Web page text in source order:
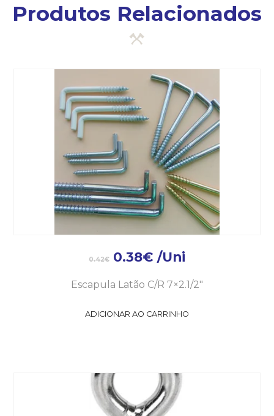
Produtos Relacionados
0.42€ 0.38€ /Uni
Escapula Latão C/R 7×2.1/2″
ADICIONAR AO CARRINHO